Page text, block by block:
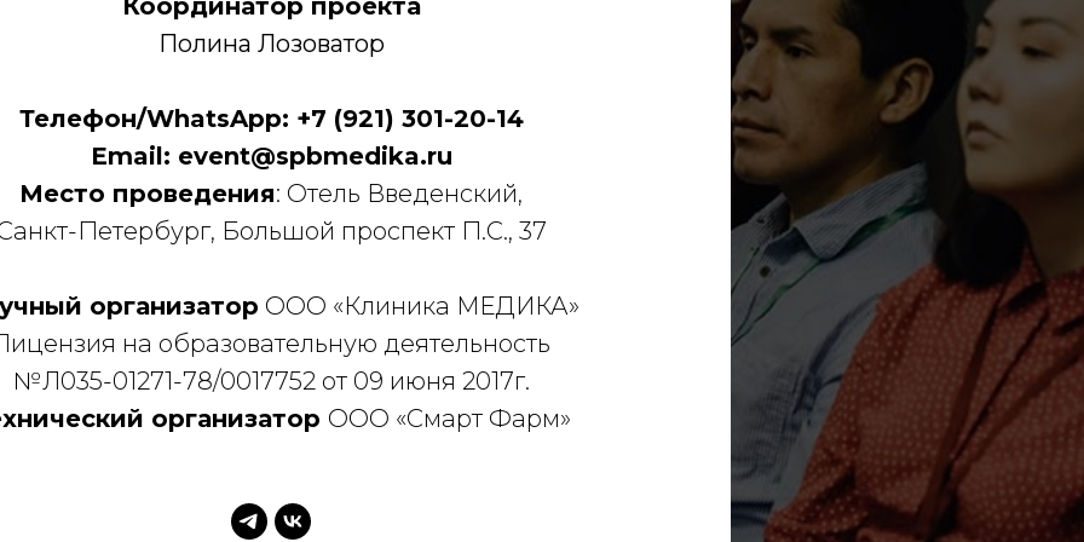
Координатор проекта
Полина Лозоватор
Телефон/WhatsApp: +7 (921) 301-20-14
Email: event@spbmedika.ru
Место проведения: Отель Введенский,
Петербург, Большой проспект П.С., 37
организатор ООО «Клиника МЕДИКА»
на образовательную деятельность
№Л035-01271-78/0017752 от 09 июня 2017г.
организатор ООО «Смарт Фарм»